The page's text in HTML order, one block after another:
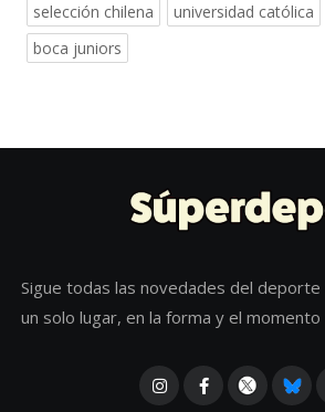
selección chilena
universidad católica
boca juniors
Sigue todas las novedades del deporte
un solo lugar, en la forma y el